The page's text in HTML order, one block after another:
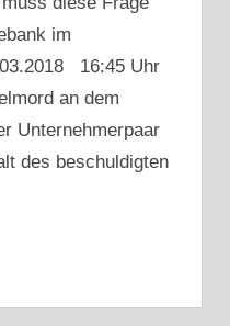
im
16:45 Uhr
an dem
Unternehmerpaar
des beschuldigten